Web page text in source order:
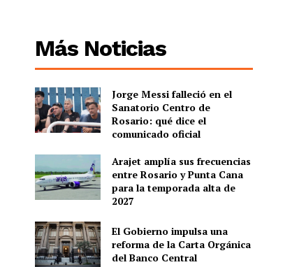
Más Noticias
Jorge Messi falleció en el
Sanatorio Centro de
Rosario: qué dice el
comunicado oficial
Arajet amplía sus frecuencias
entre Rosario y Punta Cana
para la temporada alta de
2027
El Gobierno impulsa una
reforma de la Carta Orgánica
del Banco Central